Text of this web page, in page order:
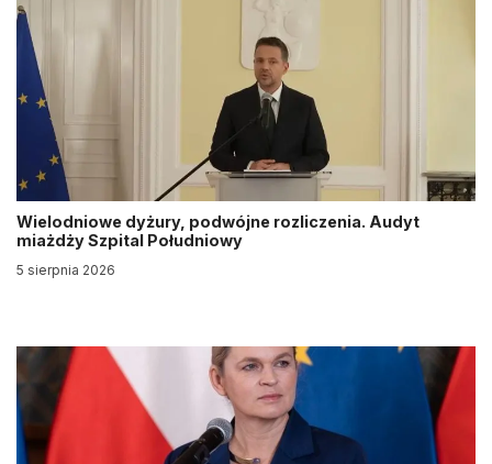
Wielodniowe dyżury, podwójne rozliczenia. Audyt
miażdży Szpital Południowy
5 sierpnia 2026